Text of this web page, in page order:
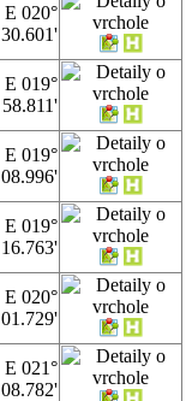
E 020°
30.601'
E 019°
58.811'
E 019°
08.996'
E 019°
16.763'
E 020°
01.729'
E 021°
08.782'